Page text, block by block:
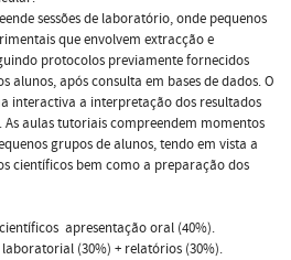
sessões de laboratório, onde pequenos
que envolvem extracção e
protocolos previamente fornecidos
alunos, após consulta em bases de dados. O
interactiva a interpretação dos resultados
aulas tutoriais compreendem momentos
grupos de alunos, tendo em vista a
científicos bem como a preparação dos
 apresentação oral (40%).
(30%) + relatórios (30%).